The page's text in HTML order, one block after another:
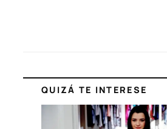
QUIZÁ TE INTERESE